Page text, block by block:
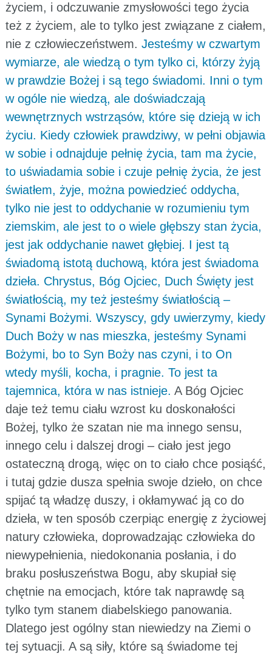
życiem, i odczuwanie zmysłowości tego życia
też z życiem, ale to tylko jest związane z ciałem,
nie z człowieczeństwem. Jesteśmy w czwartym
wymiarze, ale wiedzą o tym tylko ci, którzy żyją
w prawdzie Bożej i są tego świadomi. Inni o tym
w ogóle nie wiedzą, ale doświadczają
wewnętrznych wstrząsów, które się dzieją w ich
życiu. Kiedy człowiek prawdziwy, w pełni objawia
w sobie i odnajduje pełnię życia, tam ma życie,
to uświadamia sobie i czuje pełnię życia, że jest
światłem, żyje, można powiedzieć oddycha,
tylko nie jest to oddychanie w rozumieniu tym
ziemskim, ale jest to o wiele głębszy stan życia,
jest jak oddychanie nawet głębiej. I jest tą
świadomą istotą duchową, która jest świadoma
dzieła. Chrystus, Bóg Ojciec, Duch Święty jest
światłością, my też jesteśmy światłością –
Synami Bożymi. Wszyscy, gdy uwierzymy, kiedy
Duch Boży w nas mieszka, jesteśmy Synami
Bożymi, bo to Syn Boży nas czyni, i to On
wtedy myśli, kocha, i pragnie. To jest ta
tajemnica, która w nas istnieje. A Bóg Ojciec
daje też temu ciału wzrost ku doskonałości
Bożej, tylko że szatan nie ma innego sensu,
innego celu i dalszej drogi – ciało jest jego
ostateczną drogą, więc on to ciało chce posiąść,
i tutaj gdzie dusza spełnia swoje dzieło, on chce
spijać tą władzę duszy, i okłamywać ją co do
dzieła, w ten sposób czerpiąc energię z życiowej
natury człowieka, doprowadzając człowieka do
niewypełnienia, niedokonania posłania, i do
braku posłuszeństwa Bogu, aby skupiał się
chętnie na emocjach, które tak naprawdę są
tylko tym stanem diabelskiego panowania.
Dlatego jest ogólny stan niewiedzy na Ziemi o
tej sytuacji. A są siły, które są świadome tej